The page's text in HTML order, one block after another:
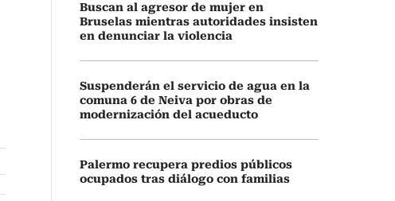
Buscan al agresor de mujer en
Bruselas mientras autoridades insisten
en denunciar la violencia
Suspenderán el servicio de agua en la
comuna 6 de Neiva por obras de
modernización del acueducto
Palermo recupera predios públicos
ocupados tras diálogo con familias